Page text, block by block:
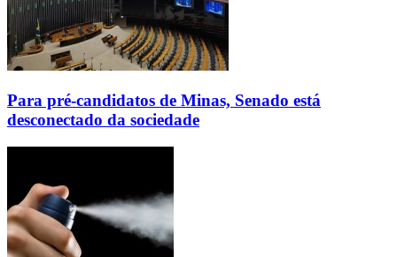
Para pré-candidatos de Minas, Senado está
desconectado da sociedade